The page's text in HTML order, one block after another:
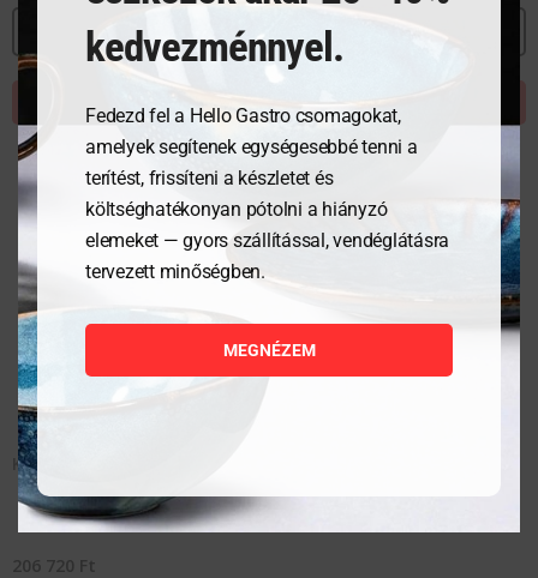
MEGNÉZEM
KOSÁRBA TESZEM
Kolbásztöltő gép Profi Line – 10 L
206 720 Ft
kedvezménnyel.
Fedezd fel a Hello Gastro csomagokat,
amelyek segítenek egységesebbé tenni a
terítést, frissíteni a készletet és
költséghatékonyan pótolni a hiányzó
elemeket — gyors szállítással, vendéglátásra
tervezett minőségben.
MEGNÉZEM